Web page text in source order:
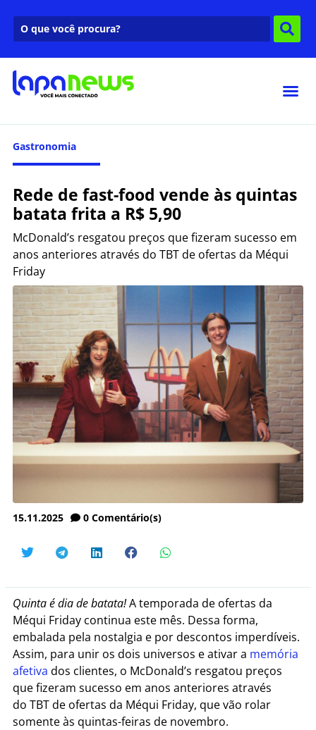
Gastronomia
Rede de fast-food vende às quintas
batata frita a R$ 5,90
McDonald’s resgatou preços que fizeram sucesso em
anos anteriores através do TBT de ofertas da Méqui
Friday
15.11.2025 0 Comentário(s)
Quinta é dia de batata!A temporada de ofertas da
Méqui Friday continua este mês. Dessa forma,
embalada pela nostalgia e por descontos imperdíveis.
Assim, para unir os dois universos e ativar a memória
afetiva dos clientes, o McDonald’s resgatou preços
que fizeram sucesso em anos anteriores através
do TBT de ofertas da Méqui Friday, que vão rolar
somente às quintas-feiras de novembro.